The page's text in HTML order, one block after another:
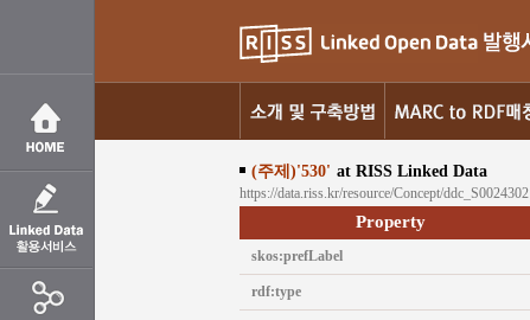
(주제)'530' at RISS Linked Data
https://data.riss.kr/resource/Concept/ddc_S0024302
Property
skos:prefLabel
rdf:type